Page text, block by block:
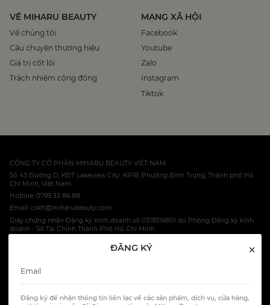
ĐĂNG KÝ ×
Đăng ký để nhận thông tin liên lạc về các sản phẩm, dịch vụ, cửa hàng,
VỀ MIHARU BEAUTY
Về chúng tôi
Câu chuyện thương hiệu
Giá trị cốt lõi
Trách nhiệm cộng đồng
MẠNG XÃ HỘI
Facebook
Youtube
Zalo
Instagram
Tiktok
CÔNG TY CỔ PHẦN MIHARU BEAUTY VIỆT NAM
Số 43 Đường D, KĐT Lakeview City, KP18, Phường Bình Trưng, Thành phố Hồ
Chí Minh, Việt Nam
Hotline: 0799 33 86 88
Email: cskh@miharubeauty.com
Giấy chứng nhận Đăng ký Kinh doanh số 0319316801 do Phòng Đăng ký kinh
doanh - Sở Tài Chính Thành Phố Hồ Chí Minh
HOTLINE: 0799 33 86 88
All Rights Reserved.